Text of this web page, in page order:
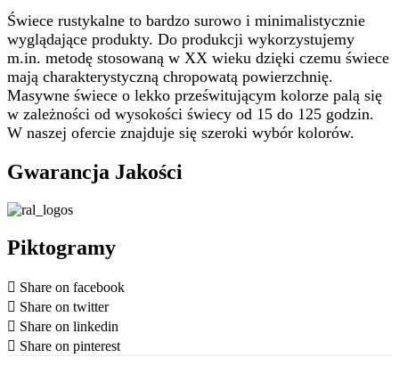
Świece rustykalne to bardzo surowo i minimalistycznie
wyglądające produkty. Do produkcji wykorzystujemy
m.in. metodę stosowaną w XX wieku dzięki czemu świece
mają charakterystyczną chropowatą powierzchnię.
Masywne świece o lekko prześwitującym kolorze palą się
w zależności od wysokości świecy od 15 do 125 godzin.
W naszej ofercie znajduje się szeroki wybór kolorów.
Gwarancja Jakości
Piktogramy
Share on facebook
Share on twitter
Share on linkedin
Share on pinterest